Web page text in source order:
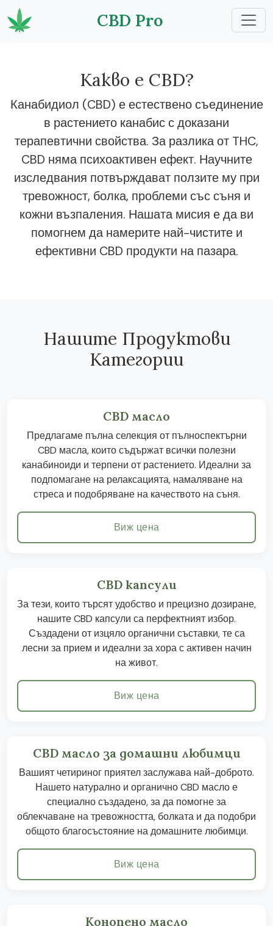
CBD Pro
Какво е CBD?
Канабидиол (CBD) е естествено съединение
в растението канабис с доказани
терапевтични свойства. За разлика от THC,
CBD няма психоактивен ефект. Научните
изследвания потвърждават ползите му при
тревожност, болка, проблеми със съня и
кожни възпаления. Нашата мисия е да ви
помогнем да намерите най-чистите и
ефективни CBD продукти на пазара.
Нашите Продуктови
Категории
CBD масло
Предлагаме пълна селекция от пълноспектърни
CBD масла, които съдържат всички полезни
канабиноиди и терпени от растението. Идеални за
подпомагане на релаксацията, намаляване на
стреса и подобряване на качеството на съня.
Виж цена
CBD капсули
За тези, които търсят удобство и прецизно дозиране,
нашите CBD капсули са перфектният избор.
Създадени от изцяло органични съставки, те са
лесни за прием и идеални за хора с активен начин
на живот.
Виж цена
CBD масло за домашни любимци
Вашият четириног приятел заслужава най-доброто.
Нашето натурално и органично CBD масло е
специално създадено, за да помогне за
облекчаване на тревожността, болката и да подобри
общото благосъстояние на домашните любимци.
Виж цена
Конопено масло